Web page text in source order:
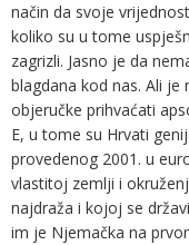
način da svoje
koliko su u tome
zagrizli. Jasno je da
blagdana kod nas. Ali
objeručke prihvaćati
E, u tome su Hrvati
provedenog 2001. u
vlastitoj zemlji i
najdraža i kojoj se
im je Njemačka na